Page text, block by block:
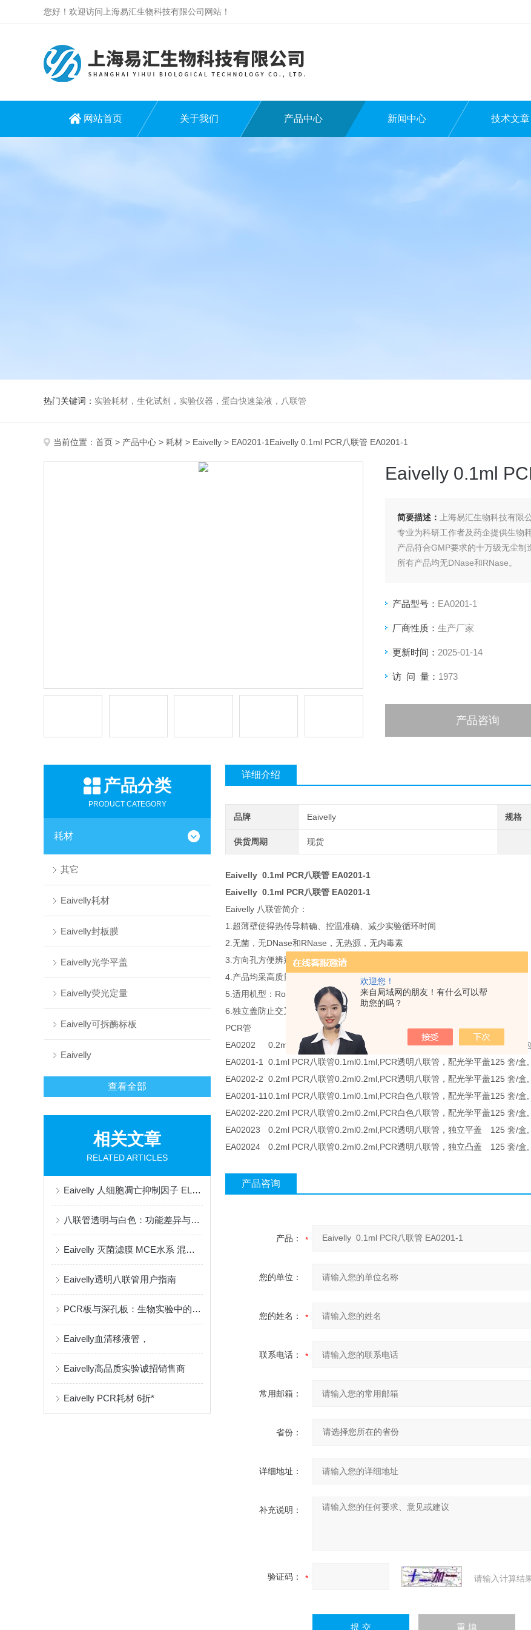
欢迎您！
来自局域网的朋友！有什么可以帮
助您的吗？
您好！欢迎访问上海易汇生物科技有限公司网站！
网站首页 关于我们 产品中心 新闻中心 技术文章
热门关键词： 实验耗材，生化试剂，实验仪器，蛋白快速染液，八联管
当前位置： 首页 > 产品中心 > 耗材 > Eaivelly > EA0201-1Eaivelly 0.1ml PCR八联管 EA0201-1
Eaivelly 0.1ml
简要描述：
上海易汇生物科技有限
专业为科研工作者及药企提供生物
产品符合GMP要求的十万级无尘制
所有产品均无DNase和RNase。
产品型号： EA0201-1
厂商性质： 生产厂家
更新时间： 2025-01-14
访 问 量： 1973
产品咨询
产品分类
PRODUCT CATEGORY
耗材
其它
Eaivelly耗材
Eaivelly封板膜
Eaivelly光学平盖
Eaivelly荧光定量
Eaivelly可拆酶标板
Eaivelly
查看全部
相关文章
RELATED ARTICLES
Eaivelly 人细胞凋亡抑制因子 ELISA Kit 用户指南
八联管透明与白色：功能差异与应用场景解析
Eaivelly 灭菌滤膜 MCE水系 混合纤维素用户指南
Eaivelly透明八联管用户指南
PCR板与深孔板：生物实验中的两大得力助手及其区别
Eaivelly血清移液管，
Eaivelly高品质实验诚招销售商
Eaivelly PCR耗材 6折*
详细介绍
品牌 Eaivelly 规格
供货周期 现货
Eaivelly 0.1ml PCR八联管 EA0201-1
Eaivelly 0.1ml PCR八联管 EA0201-1
Eaivelly 八联管简介：
1.超薄壁使得热传导精确、控温准确、减少实验循环时间
2.无菌，无DNase和RNase，无热源，无内毒素
3.方向孔方便辨别方向
4.产品均采高质量的聚丙烯(PP)制成，配有光学平盖，适用于荧光定量PCR
5.适用机型：Roche480、ABI7500、Bio-Rad CFX96等
6.独立盖防止交叉污染
PCR管
EA0202
0.2ml PCR单管 0.2ml 平盖,单管
1000 支/
EA0201-1
0.1ml PCR八联管0.1ml0.1ml,PCR透明八联管，配光学平盖125 套/盒
EA0202-2 0.2ml PCR八联管0.2ml0.2ml,PCR透明八联管，配光学平盖125 套/盒
EA0201-11 0.1ml PCR八联管0.1ml0.1ml,PCR白色八联管，配光学平盖125 套/盒
EA0202-220.2ml PCR八联管0.2ml0.2ml,PCR白色八联管，配光学平盖125 套/盒
EA02023
0.2ml PCR八联管0.2ml0.2ml,PCR透明八联管，独立平盖
125 套/盒
EA02024
0.2ml PCR八联管0.2ml0.2ml,PCR透明八联管，独立凸盖 125 套/盒
产品咨询
产品：
您的单位：
您的姓名：
联系电话：
常用邮箱：
省份：
详细地址：
补充说明：
验证码： 请输入计算结